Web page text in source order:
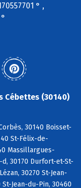
° ,
Cébettes (30140)
30140 Boisset-
St-Félix-de-
Massillargues-
d, 30170 Durfort-et-St-
30270 St-Jean-
Jean-du-Pin, 30460